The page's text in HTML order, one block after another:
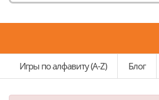
Игры по алфавиту (A-Z)
Блог